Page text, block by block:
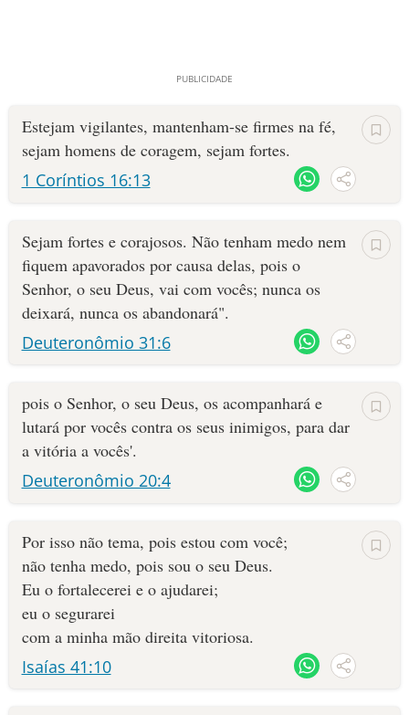
Estejam vigilantes, mantenham-se firmes na fé,
sejam homens de coragem, sejam fortes.
1 Coríntios 16:13
Sejam fortes e corajosos. Não tenham medo nem
fiquem apavorados por causa delas, pois o
Senhor, o seu Deus, vai com vocês; nunca os
deixará, nunca os abandonará".
Deuteronômio 31:6
pois o Senhor, o seu Deus, os acompanhará e
lutará por vocês contra os seus inimigos, para dar
a vitória a vocês'.
Deuteronômio 20:4
Por isso não tema, pois estou com você;
não tenha medo, pois sou o seu Deus.
Eu o fortalecerei e o ajudarei;
eu o segurarei
com a minha mão direita vitoriosa.
Isaías 41:10